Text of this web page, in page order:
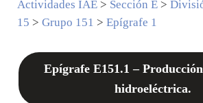
Actividades IAE> Sección E>
15 > Grupo 151 > Epígrafe 1
Epígrafe E151.1 –
hidroeléctrica.